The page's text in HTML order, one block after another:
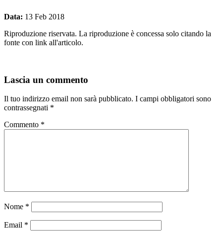
Data: 13 Feb 2018
Riproduzione riservata. La riproduzione è concessa solo citando la
fonte con link all'articolo.
Lascia un commento
Il tuo indirizzo email non sarà pubblicato. I campi obbligatori sono
contrassegnati *
Commento *
Nome *
Email *